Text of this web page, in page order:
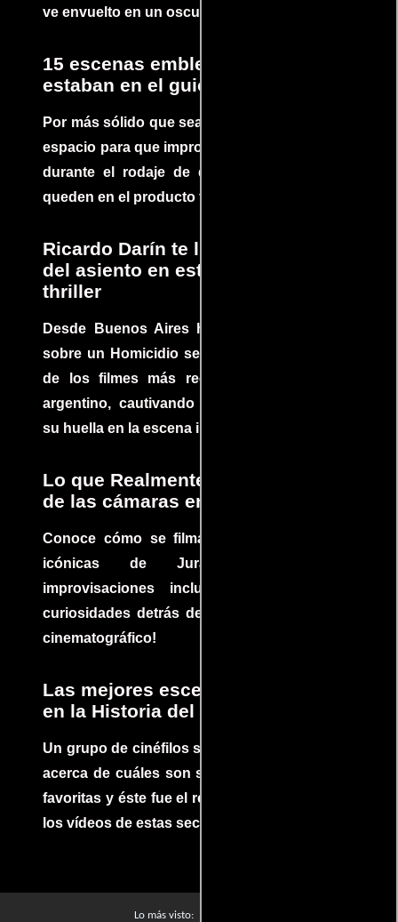
ve envuelto en un oscuro mundo de crimen
15 escenas emblemáticas que no
estaban en el guion
Por más sólido que sea un guión siempre hay
espacio para que improvisaciones que se dan
durante el rodaje de determinadas escenas
queden en el producto final.
Ricardo Darín te llevará al borde
del asiento en este increíble
thriller
Desde Buenos Aires hasta el mundo, Tesis
sobre un Homicidio se ha convertido en uno
de los filmes más recomendados del cine
argentino, cautivando audiencias y dejando
su huella en la escena internacional.
Lo que Realmente Sucedió detrás
de las cámaras en Jurassic Park
Conoce cómo se filmaron algunas escenas
icónicas de Jurassic Park, con
improvisaciones incluidas. ¡Descubre las
curiosidades detrás del rodaje de un clásico
cinematográfico!
Las mejores escenas de acción
en la Historia del cine
Un grupo de cinéfilos se juntaron para debatir
acerca de cuáles son sus escenas de acción
favoritas y éste fue el resultado. No te pierdas
los vídeos de estas secuencias inolvidables.
Lo más visto: